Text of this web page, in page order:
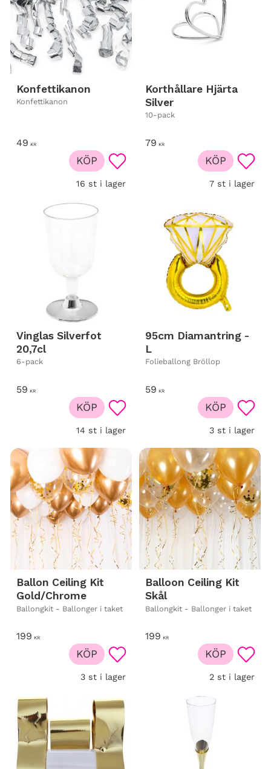
Konfettikanon
Konfettikanon
49 KR
Lägg till i favoriter
16 st i lager
KÖP
Korthållare Hjärta
Silver
10-pack
79 KR
7 st i lager
KÖP
Vinglas Silverfot
20,7cl
6-pack
59 KR
Lägg till i favoriter
14 st i lager
KÖP
95cm Diamantring -
L
Folieballong Bröllop
59 KR
3 st i lager
KÖP
Ballon Ceiling Kit
Gold/Chrome
Ballongkit - Ballonger i taket
199 KR
Lägg till i favoriter
3 st i lager
KÖP
Balloon Ceiling Kit
Skål
Ballongkit - Ballonger i taket
199 KR
2 st i lager
KÖP